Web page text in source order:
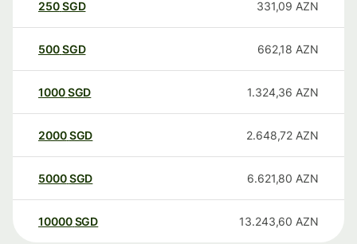
250SGD 331,09 AZN
500SGD 662,18 AZN
1000SGD 1.324,36 AZN
2000SGD 2.648,72 AZN
5000SGD 6.621,80 AZN
10000 SGD 13.243,60 AZN